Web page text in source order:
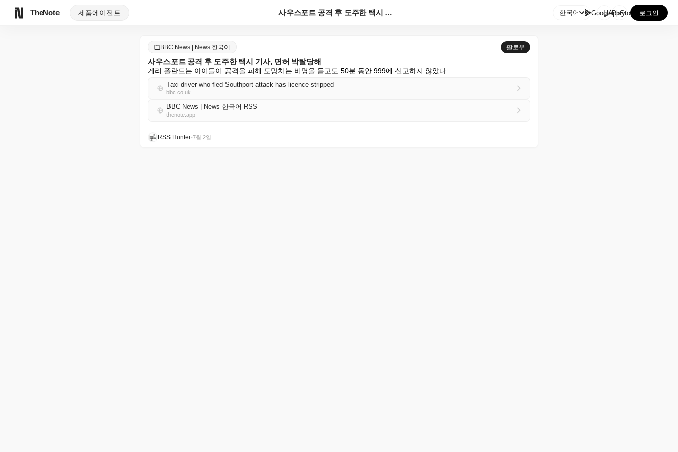
TheNote 제품에이전트 사우스포트 공격 후 도주한 택시 기사, 면허 박탈당해 한국어 GooglePlay
AppStore 로그인
BBC News | News 한국어 팔로우
사우스포트 공격 후 도주한 택시 기사, 면허 박탈당해
게리 폴란드는 아이들이 공격을 피해 도망치는 비명을 듣고도 50분 동안 999에 신고하지 않았다.
Taxi driver who fled Southport attack has licence stripped
bbc.co.uk
BBC News | News 한국어 RSS
thenote.app
RSS Hunter•7월 2일